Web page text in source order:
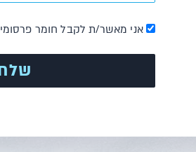
אני מאשר/ת לקבל חומר פרסומי